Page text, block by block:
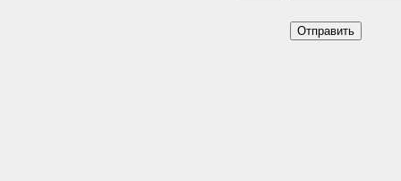
Отправить